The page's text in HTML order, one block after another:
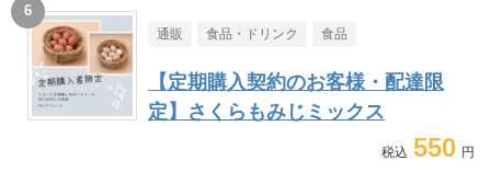
通販 食品・ドリンク 食品
【定期購入契約のお客様・配達限
定】さくらもみじミックス
550